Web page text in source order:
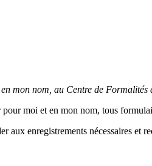
mon nom, au Centre de Formalités
moi et en mon nom, tous
aux enregistrements nécessaires et